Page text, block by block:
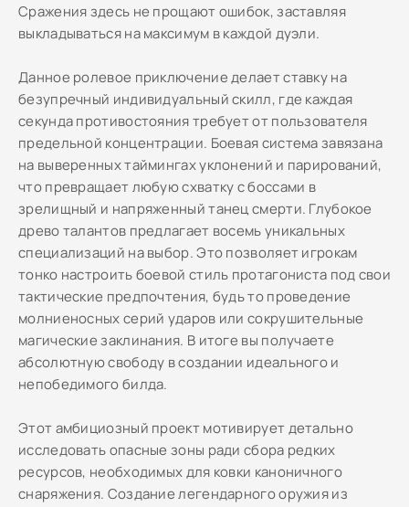
Сражения здесь не прощают ошибок, заставляя
выкладываться на максимум в каждой дуэли.
Данное ролевое приключение делает ставку на
безупречный индивидуальный скилл, где каждая
секунда противостояния требует от пользователя
предельной концентрации. Боевая система завязана
на выверенных таймингах уклонений и парирований,
что превращает любую схватку с боссами в
зрелищный и напряженный танец смерти. Глубокое
древо талантов предлагает восемь уникальных
специализаций на выбор. Это позволяет игрокам
тонко настроить боевой стиль протагониста под свои
тактические предпочтения, будь то проведение
молниеносных серий ударов или сокрушительные
магические заклинания. В итоге вы получаете
абсолютную свободу в создании идеального и
непобедимого билда.
Этот амбициозный проект мотивирует детально
исследовать опасные зоны ради сбора редких
ресурсов, необходимых для ковки каноничного
снаряжения. Создание легендарного оружия из